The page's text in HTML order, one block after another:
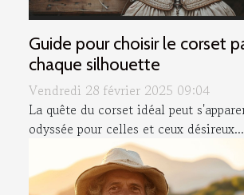
Guide pour choisir le corset
chaque silhouette
Vendredi 28 février 2025 09:04
La quête du corset idéal peut
odyssée pour celles et ceux désireux...